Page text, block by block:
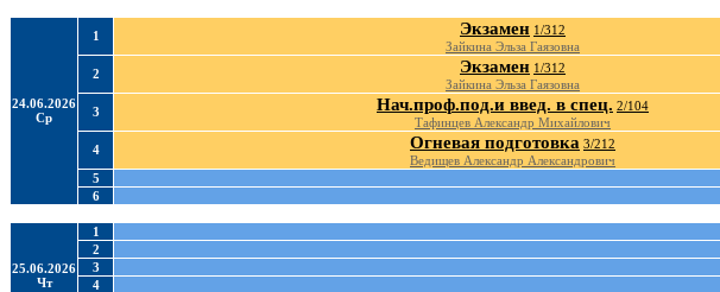
24.06.2026
Ср
1 Экзамен 1/312
Зайкина Эльза Гаязовна
2
Экзамен 1/312
Зайкина Эльза Гаязовна
3
Нач.проф.под.и введ. в спец. 2/104
Тафинцев Александр Михайлович
4
Огневая подготовка 3/212
Ведищев Александр Александрович
5
6
25.06.2026
Чт
1
2
3
4